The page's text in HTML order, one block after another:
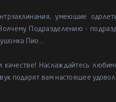
умеющие
Подразделению -
Пио...
Наслаждайтесь
подарят вам настоящее